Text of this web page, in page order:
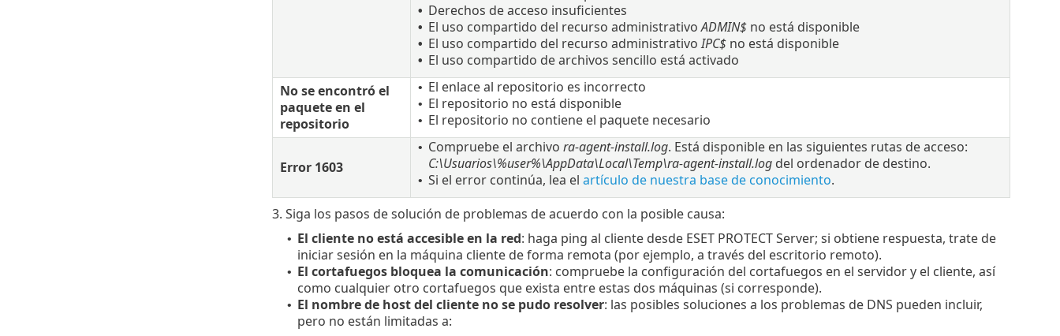
• Derechos de acceso insuficientes
• El uso compartido del recurso administrativoADMIN$no está disponible
• El uso compartido del recurso administrativoIPC$no está disponible
• El uso compartido de archivos sencillo está activado
No se encontró el
paquete en el
repositorio
• El enlace al repositorio es incorrecto
• El repositorio no está disponible
• El repositorio no contiene el paquete necesario
Error 1603
• Compruebe el archivo ra-agent-install.log. Está disponible en las siguientes rutas de acceso:
C:\Usuarios\%user%\AppData\Local\Temp\ra-agent-install.log del ordenador de destino.
• Si el error continúa, lea el artículo de nuestra base de conocimiento.
3. Siga los pasos de solución de problemas de acuerdo con la posible causa:
• El cliente no está accesible en la red: haga ping al cliente desde ESET PROTECT Server; si obtiene respuesta, trate de
iniciar sesión en la máquina cliente de forma remota (por ejemplo, a través del escritorio remoto).
• El cortafuegos bloquea la comunicación: compruebe la configuración del cortafuegos en el servidor y el cliente, así
como cualquier otro cortafuegos que exista entre estas dos máquinas (si corresponde).
• El nombre de host del cliente no se pudo resolver: las posibles soluciones a los problemas de DNS pueden incluir,
pero no están limitadas a: